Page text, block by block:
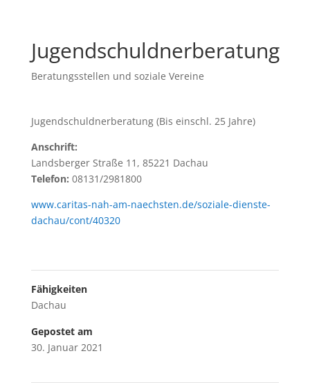
Jugendschuldnerberatung
Beratungsstellen und soziale Vereine
Jugendschuldnerberatung (Bis einschl. 25 Jahre)
Anschrift:
Landsberger Straße 11, 85221 Dachau
Telefon: 08131/2981800
www.caritas-nah-am-naechsten.de/soziale-dienste-
dachau/cont/40320
Fähigkeiten
Dachau
Gepostet am
30. Januar 2021